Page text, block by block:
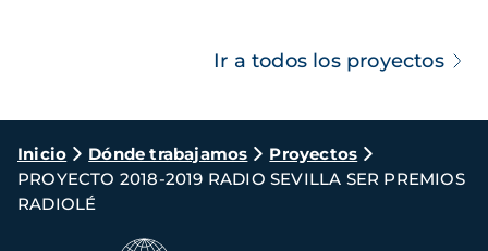
Ir a todos los proyectos
Ruta
de
navegación
Inicio Dónde trabajamos
Proyectos
PROYECTO 2018-2019 RADIO SEVILLA SER PREMIOS
RADIOLÉ